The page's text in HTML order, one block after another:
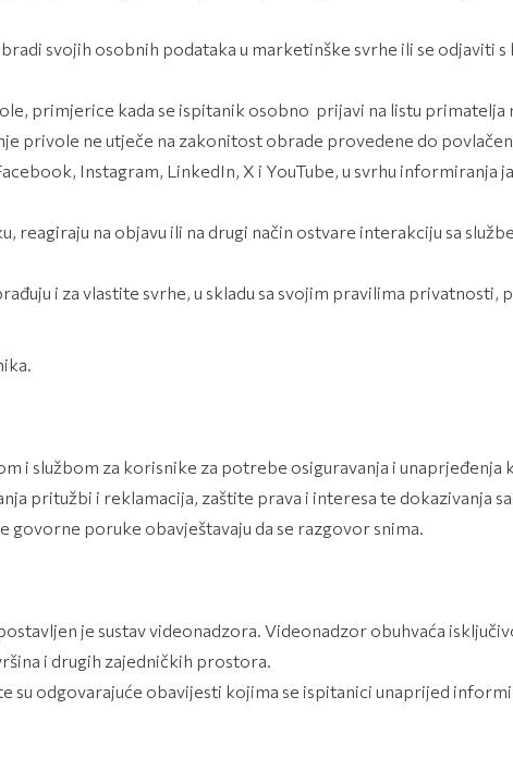
svojih osobnih podataka u marketinške svrhe ili se odjaviti
primjerice kada se ispitanik osobno prijavi na listu
privole ne utječe na zakonitost obrade provedene do
Instagram, LinkedIn, X i YouTube, u svrhu informiranja
reagiraju na objavu ili na drugi način ostvare interakciju sa
i za vlastite svrhe, u skladu sa svojim pravilima privatnosti,
i službom za korisnike za potrebe osiguravanja i unaprjeđenja
pritužbi i reklamacija, zaštite prava i interesa te dokazivanja
poruke obavještavaju da se razgovor snima.
je sustav videonadzora. Videonadzor obuhvaća
i drugih zajedničkih prostora.
su odgovarajuće obavijesti kojima se ispitanici unaprijed